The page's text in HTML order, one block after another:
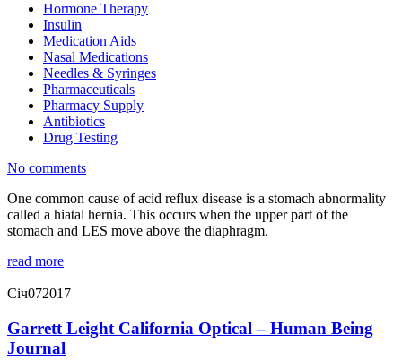
Hormone Therapy
Insulin
Medication Aids
Nasal Medications
Needles & Syringes
Pharmaceuticals
Pharmacy Supply
Antibiotics
Drug Testing
No comments
One common cause of acid reflux disease is a stomach abnormality
called a hiatal hernia. This occurs when the upper part of the
stomach and LES move above the diaphragm.
read more
Січ072017
Garrett Leight California Optical – Human Being
Journal